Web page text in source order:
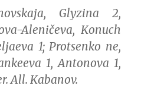
Glyzina 2,
Aleničeva, Konuch
1; Protsenko ne,
1, Antonova 1,
All. Kabanov.